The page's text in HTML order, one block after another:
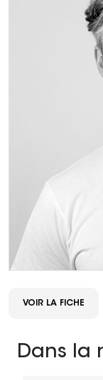
VOIR LA FICHE
Dans la